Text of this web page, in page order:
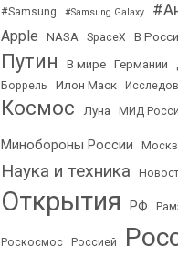
#Samsung #Samsung Galaxy
Apple NASA SpaceX В
Путин
В мире Германии
Боррель
Илон Маск
Космос Луна МИД
Минобороны России
Наука и техника
Открытия РФ
Роскосмос Россией